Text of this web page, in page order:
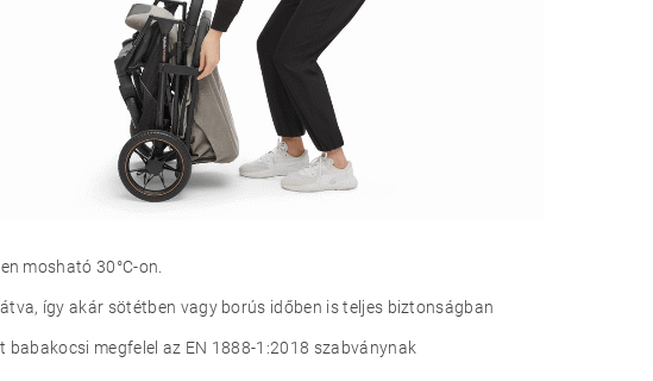
mosható 30°C-on.
így akár sötétben vagy borús időben is teljes biztonságban
megfelel az EN 1888-1:2018 szabványnak